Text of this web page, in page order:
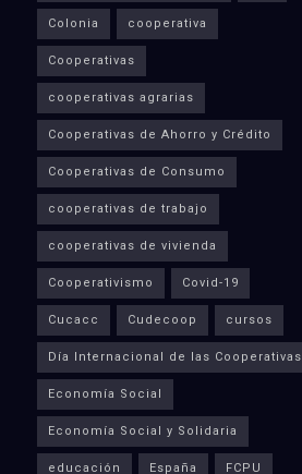
Colonia cooperativa
Cooperativas
cooperativas agrarias
Cooperativas de Ahorro y Crédito
Cooperativas de Consumo
cooperativas de trabajo
cooperativas de vivienda
Cooperativismo Covid-19
Cucacc Cudecoop cursos
Día Internacional de las Cooperativas
Economía Social
Economía Social y Solidaria
educación España FCPU